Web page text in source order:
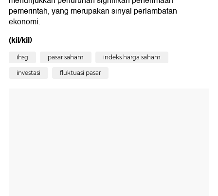
pemerintah, yang merupakan sinyal perlambatan
ekonomi.
(kil/kil)
ihsg pasar saham indeks harga saham
investasi fluktuasi pasar